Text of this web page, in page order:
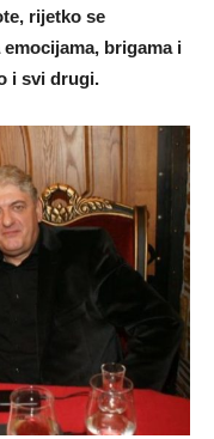
rijetko se
brigama i
i svi drugi.